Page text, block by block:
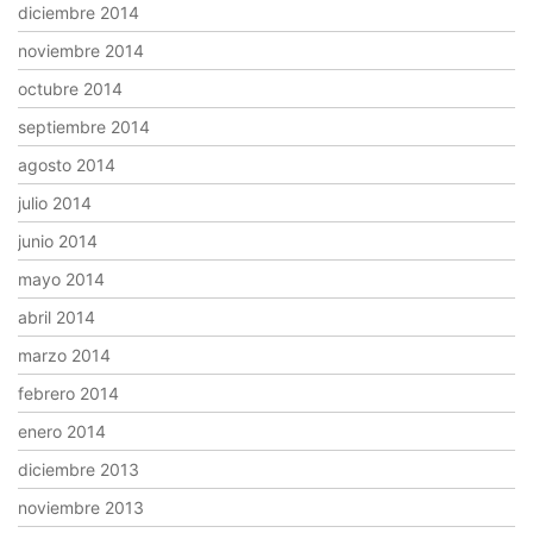
diciembre 2014
noviembre 2014
octubre 2014
septiembre 2014
agosto 2014
julio 2014
junio 2014
mayo 2014
abril 2014
marzo 2014
febrero 2014
enero 2014
diciembre 2013
noviembre 2013